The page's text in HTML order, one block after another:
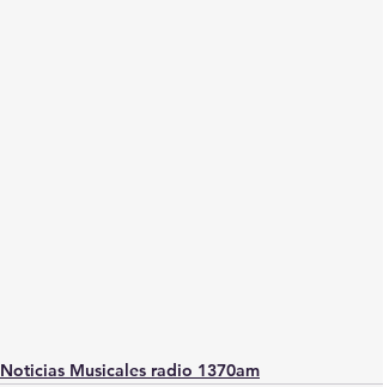
Noticias Musicales radio 1370am